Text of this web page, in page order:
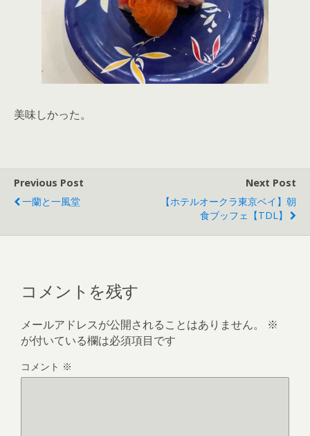
美味しかった。
Previous Post
一蘭と一風堂
Next Post
【ホテルオークラ東京ベイ】朝
食ブッフェ【TDL】
コメントを残す
メールアドレスが公開されることはありません。
※
が付いている欄は必須項目です
コメント ※